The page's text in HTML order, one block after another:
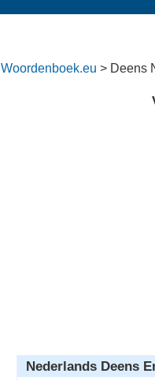
Woordenboek.eu > Deens
Nederlands Deens